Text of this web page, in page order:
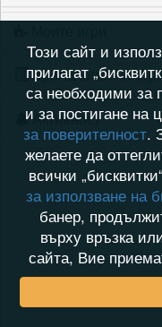
Хронология на
Активност
Този сайт и
прилагат
са необходими за
и за постигане на
за поверителност.
желаете да
всички
за използване на
банер,
върху връзка
сайта, Вие